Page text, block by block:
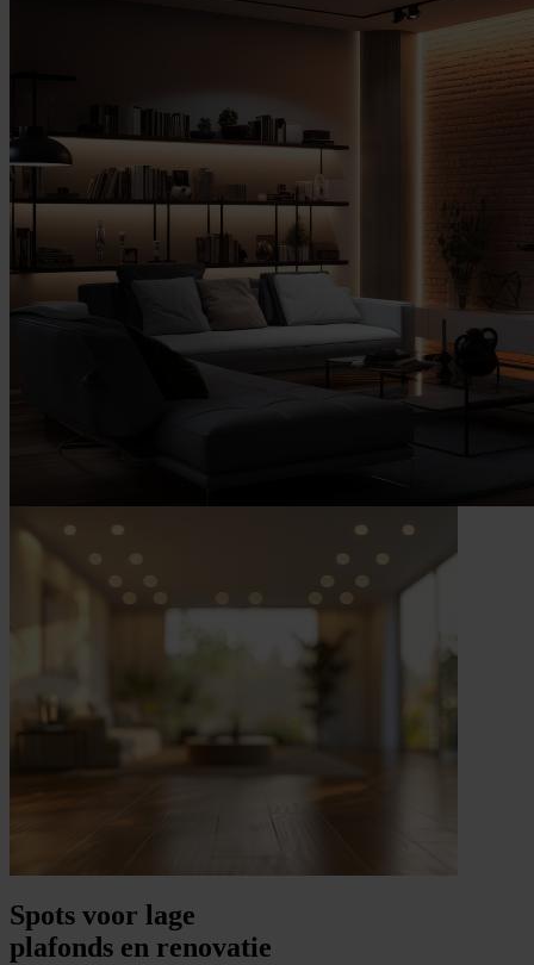
Spots voor lage
plafonds en renovatie